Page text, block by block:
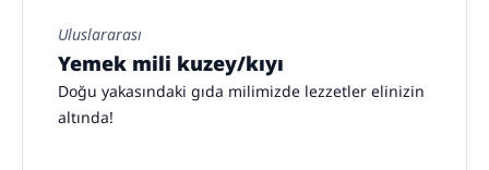
Uluslararası
Yemek mili kuzey/kıyı
Doğu yakasındaki gıda milimizde lezzetler elinizin
altında!